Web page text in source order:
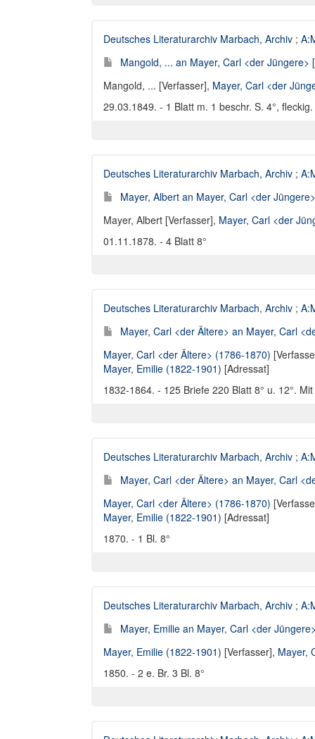
Deutsches Literaturarchiv Marbach, Archiv ;
Mangold, ... an Mayer, Carl <der Jüngere>
Mangold, ... [Verfasser], Mayer, Carl <der
29.03.1849. - 1 Blatt m. 1 beschr. S. 4°,
Deutsches Literaturarchiv Marbach, Archiv ;
Mayer, Albert an Mayer, Carl <der
Mayer, Albert [Verfasser], Mayer, Carl <der
01.11.1878. - 4 Blatt 8°
Deutsches Literaturarchiv Marbach, Archiv ;
Mayer, Carl <der Ältere> an Mayer, Carl
Mayer, Carl <der Ältere> (1786-1870)
Mayer, Emilie (1822-1901) [Adressat]
1832-1864. - 125 Briefe 220 Blatt 8° u. 12°.
Deutsches Literaturarchiv Marbach, Archiv ;
Mayer, Carl <der Ältere> an Mayer, Carl
Mayer, Carl <der Ältere> (1786-1870)
Mayer, Emilie (1822-1901) [Adressat]
1870. - 1 Bl. 8°
Deutsches Literaturarchiv Marbach, Archiv ;
Mayer, Emilie an Mayer, Carl <der
Mayer, Emilie (1822-1901) [Verfasser], Mayer,
1850. - 2 e. Br. 3 Bl. 8°